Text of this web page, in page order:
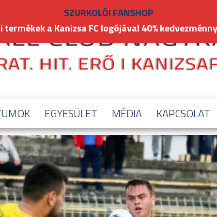
EGYESÜLET MÉDIA KAPCSOLAT
SZURKOLÓI FANSHOP
termékek a Kanizsa FC logójával 40%